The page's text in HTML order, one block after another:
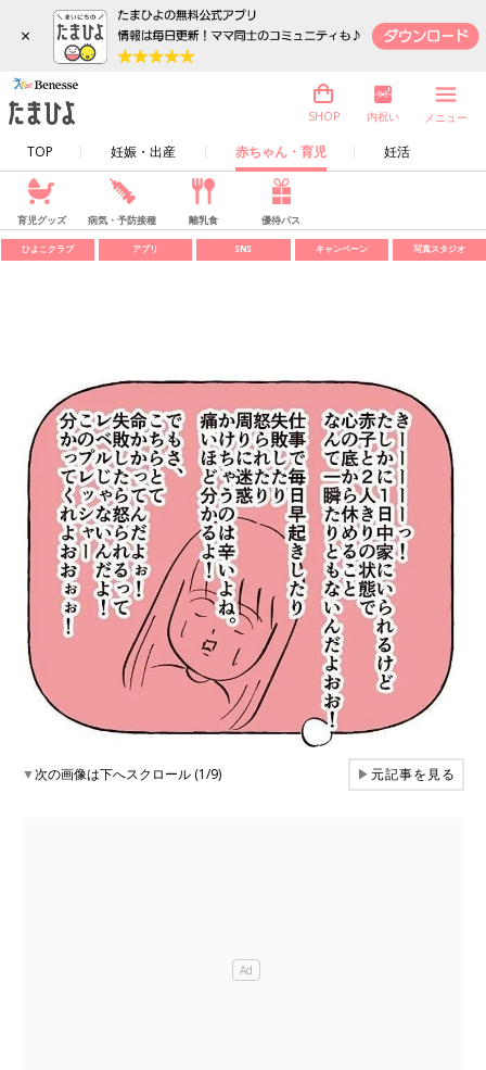
×
TOP 妊娠・出産 赤ちゃん・育児 妊活
SHOP 内祝い メニュー
育児グッズ 病気・予防接種 離乳食 優待パス
ひよこクラブ アプリ SNS キャンペーン 写真スタジオ
▼次の画像は下へスクロール (1/9) ▶元記事を見る